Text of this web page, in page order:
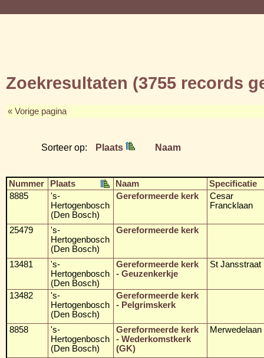
Zoekresultaten (3755 records
« Vorige pagina
Sorteer op: Plaats Naam
Nummer Plaats Naam
Specificatie
8885
's-
Hertogenbosch
(Den Bosch)
Gereformeerde kerk
Cesar
Francklaan
25479
's-
Hertogenbosch
(Den Bosch)
Gereformeerde kerk
13481
's-
Hertogenbosch
(Den Bosch)
Gereformeerde kerk
- Geuzenkerkje
St Jansstraat
13482
's-
Hertogenbosch
(Den Bosch)
Gereformeerde kerk
- Pelgrimskerk
8858
's-
Hertogenbosch
(Den Bosch)
Gereformeerde kerk
- Wederkomstkerk
(GK)
Merwedelaan